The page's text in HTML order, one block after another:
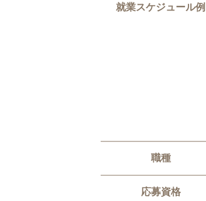
就業スケジュール例
職種
応募資格